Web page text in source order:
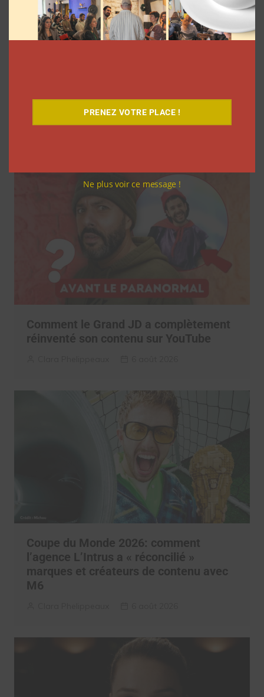
Comment le Grand JD a complètement
réinventé son contenu sur YouTube
Coupe du Monde 2026: comment
l’agence L’Intrus a « réconcilié »
marques et créateurs de contenu avec
M6
PRENEZ VOTRE PLACE !
Ne plus voir ce message !